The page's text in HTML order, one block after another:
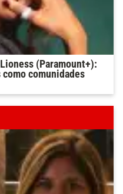
(Paramount+):
como comunidades